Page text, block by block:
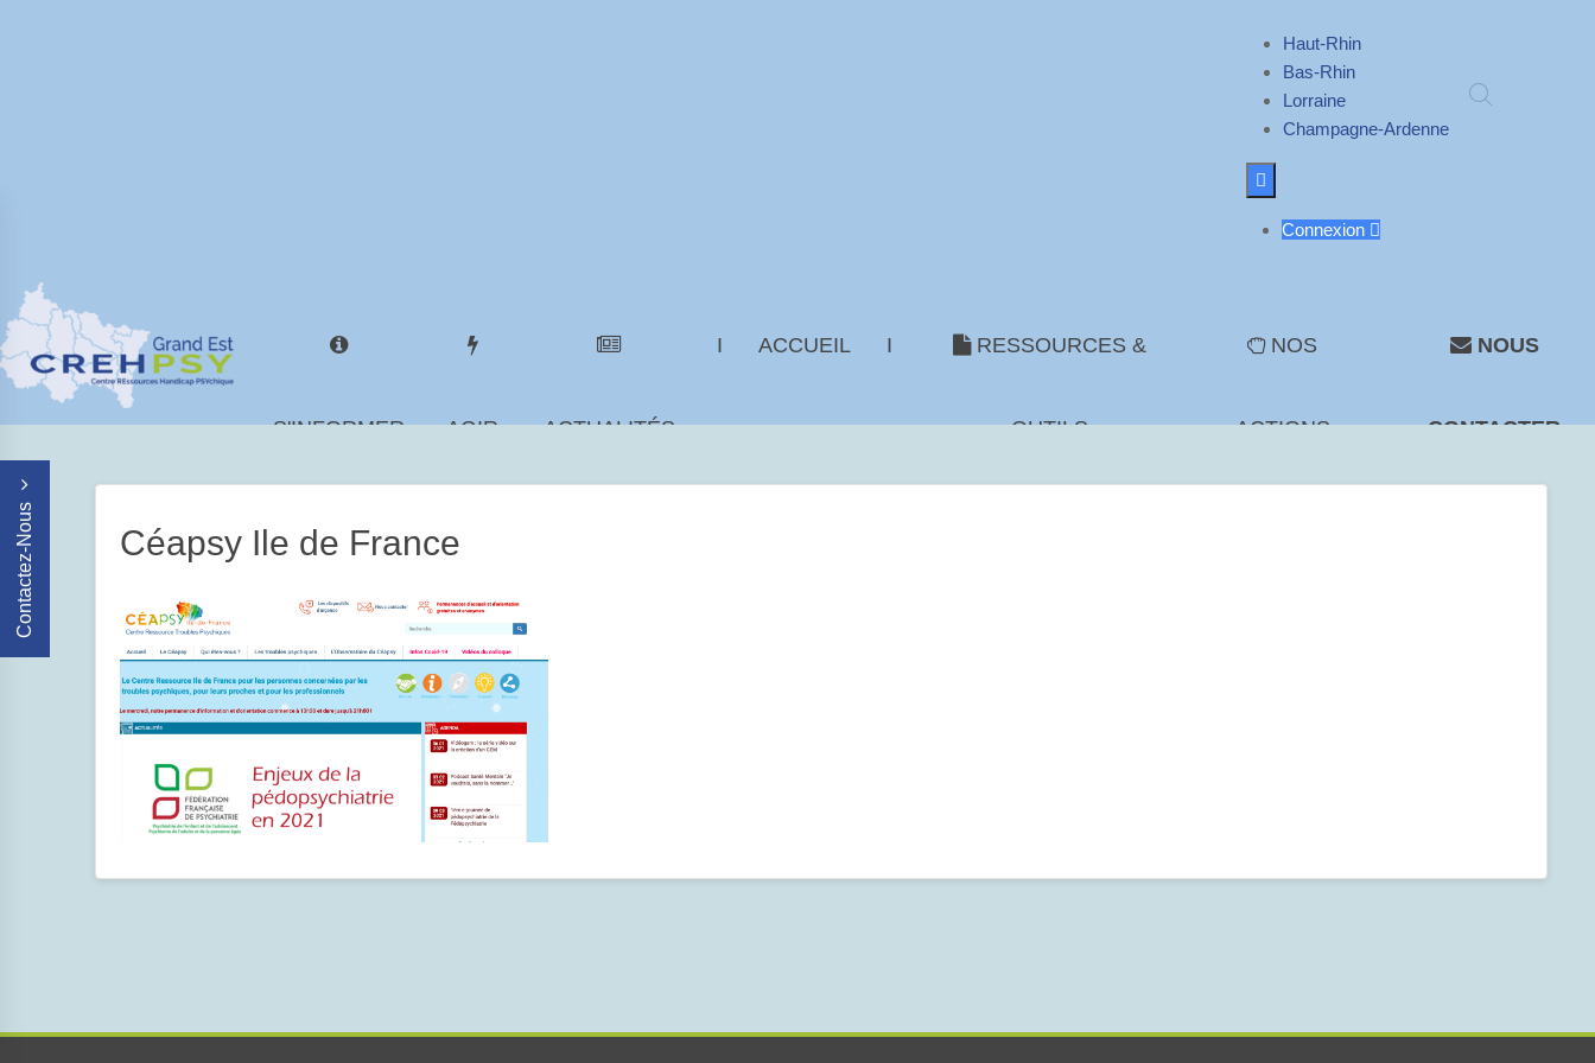
Haut-Rhin
Bas-Rhin
Lorraine
Champagne-Ardenne

Connexion 
S'INFORMER AGIR ACTUALITÉS
I ACCUEIL I RESSOURCES &
OUTILS
NOS
ACTIONS
NOUS
CONTACTER
Contactez-Nous Céapsy Ile de France